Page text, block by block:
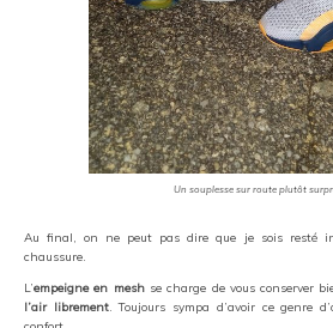
Un souplesse sur route plutôt
Au final, on ne peut pas dire que je sois resté
chaussure.
L’empeigne en meshse charge de vous conserver
l’air librement. Toujours sympa d’avoir ce genre